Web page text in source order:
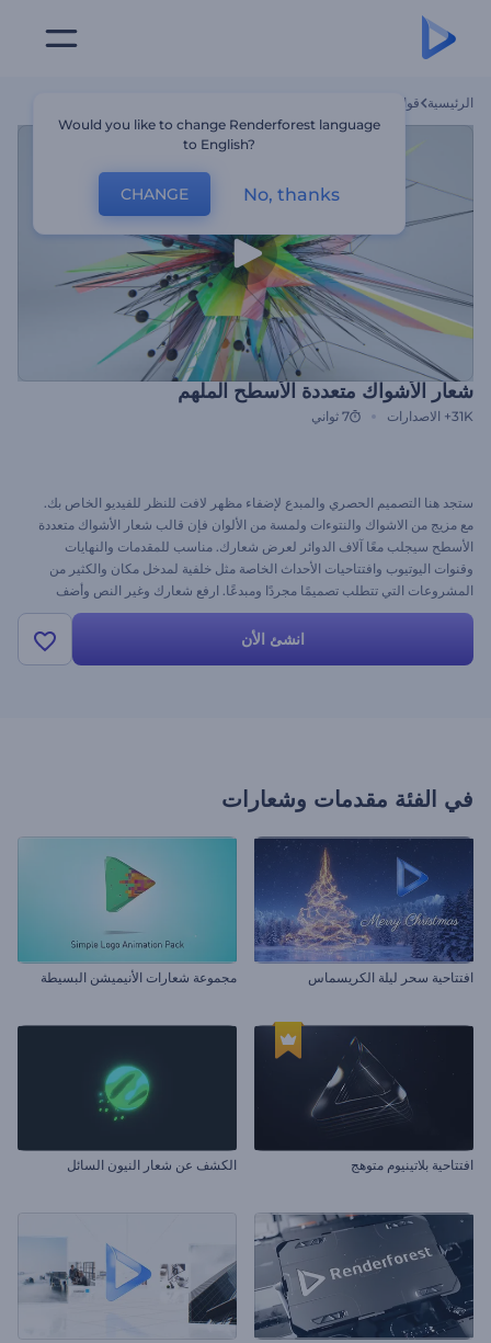
الرئيسية قوالب
شعار الأشواك متعددة الأسطح الملهم
31K+ الاصدارات 7 ثواني
ستجد هنا التصميم الحصري والمبدع لإضفاء مظهر لافت للنظر للفيديو الخاص بك.
مع مزيج من الاشواك والنتوءات ولمسة من الألوان فإن قالب شعار الأشواك متعددة
الأسطح سيجلب معًا آلاف الدوائر لعرض شعارك. مناسب للمقدمات والنهايات
وقنوات اليوتيوب وافتتاحيات الأحداث الخاصة مثل خلفية لمدخل مكان والكثير من
المشروعات التي تتطلب تصميمًا مجردًا ومبدعًا. ارفع شعارك وغير النص وأضف
الموسيقى لكي تصنع الفيديو الخاص بك اليوم مجانًا !
انشئ الأن
في الفئة مقدمات وشعارات
افتتاحية سحر ليلة الكريسماس مجموعة شعارات الأنيميشن البسيطة
افتتاحية بلاتينيوم متوهج الكشف عن شعار النيون السائل
Would you like to change Renderforest language
to English?
CHANGE No, thanks